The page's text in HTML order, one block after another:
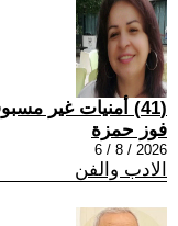
(41) أمنيات غير مسبوقة
فوز حمزة
2026 / 8 / 6
الادب والفن